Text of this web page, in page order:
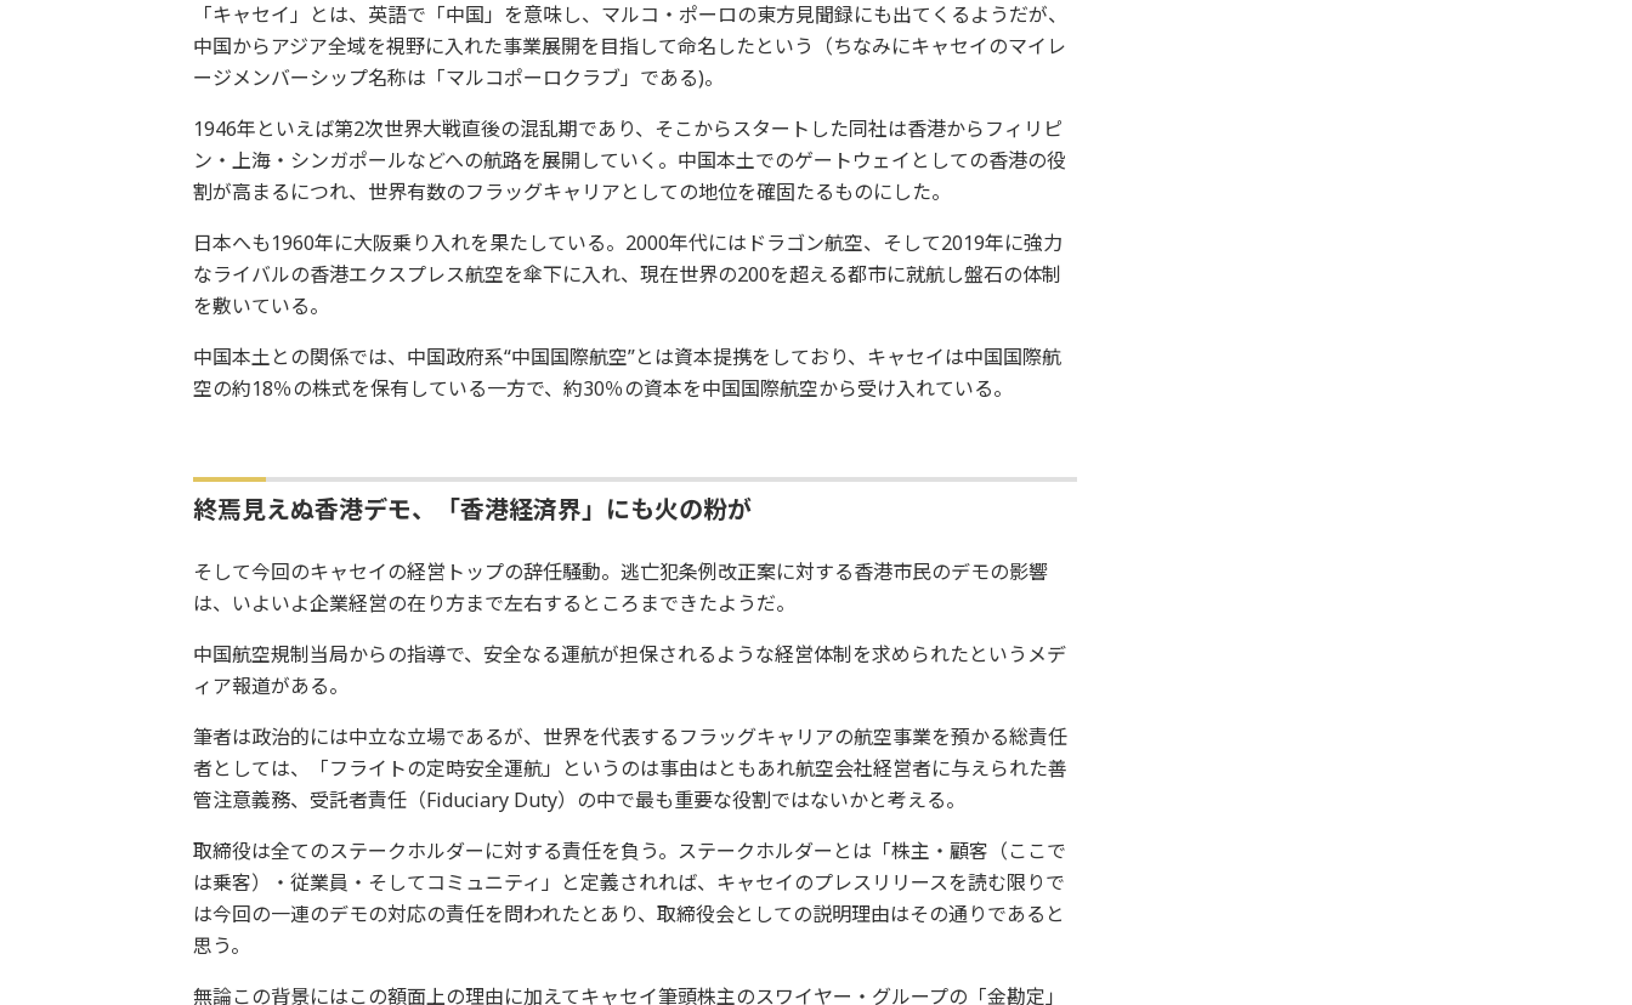
「キャセイ」とは、英語で「中国」を意味し、マルコ・ポーロの東方見聞録にも出てくるようだが、
中国からアジア全域を視野に入れた事業展開を目指して命名したという（ちなみにキャセイのマイレ
ージメンバーシップ名称は「マルコポーロクラブ」である)。
1946年といえば第2次世界大戦直後の混乱期であり、そこからスタートした同社は香港からフィリピ
ン・上海・シンガポールなどへの航路を展開していく。中国本土でのゲートウェイとしての香港の役
割が高まるにつれ、世界有数のフラッグキャリアとしての地位を確固たるものにした。
日本へも1960年に大阪乗り入れを果たしている。2000年代にはドラゴン航空、そして2019年に強力
なライバルの香港エクスプレス航空を傘下に入れ、現在世界の200を超える都市に就航し盤石の体制
を敷いている。
中国本土との関係では、中国政府系“中国国際航空”とは資本提携をしており、キャセイは中国国際航
空の約18％の株式を保有している一方で、約30％の資本を中国国際航空から受け入れている。
終焉見えぬ香港デモ、「香港経済界」にも火の粉が
そして今回のキャセイの経営トップの辞任騒動。逃亡犯条例改正案に対する香港市民のデモの影響
は、いよいよ企業経営の在り方まで左右するところまできたようだ。
中国航空規制当局からの指導で、安全なる運航が担保されるような経営体制を求められたというメデ
ィア報道がある。
筆者は政治的には中立な立場であるが、世界を代表するフラッグキャリアの航空事業を預かる総責任
者としては、「フライトの定時安全運航」というのは事由はともあれ航空会社経営者に与えられた善
管注意義務、受託者責任（Fiduciary Duty）の中で最も重要な役割ではないかと考える。
取締役は全てのステークホルダーに対する責任を負う。ステークホルダーとは「株主・顧客（ここで
は乗客）・従業員・そしてコミュニティ」と定義されれば、キャセイのプレスリリースを読む限りで
は今回の一連のデモの対応の責任を問われたとあり、取締役会としての説明理由はその通りであると
思う。
無論この背景にはこの額面上の理由に加えてキャセイ筆頭株主のスワイヤー・グループの「金勘定」